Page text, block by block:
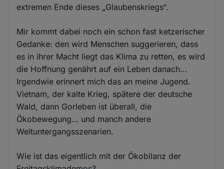
extremen Ende dieses „Glaubenskriegs“.
Mir kommt dabei noch ein schon fast ketzerischer
Gedanke: den wird Menschen suggerieren, dass
es in ihrer Macht liegt das Klima zu retten, es wird
die Hoffnung genährt auf ein Leben danach…
Irgendwie erinnert mich das an meine Jugend.
Vietnam, der kalte Krieg, spätere der deutsche
Wald, dann Gorleben ist überall, die
Ökobewegung… und manch andere
Weltuntergangsszenarien.
Wie ist das eigentlich mit der Ökobilanz der